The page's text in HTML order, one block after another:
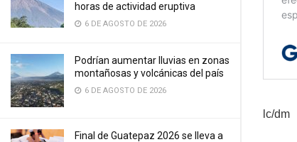
horas de actividad eruptiva
6 DE AGOSTO DE 2026
Podrían aumentar lluvias en zonas
montañosas y volcánicas del país
6 DE AGOSTO DE 2026
Final de Guatepaz 2026 se lleva a
lc/dm